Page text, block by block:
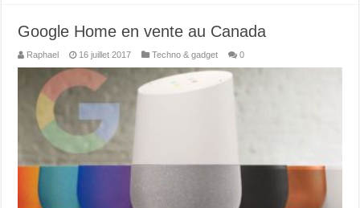
Google Home en vente au Canada
Raphael 16 juillet 2017 Techno & gadget 0